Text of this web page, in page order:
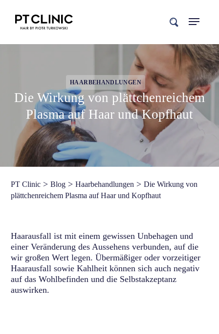
search
HAARBEHANDLUNGEN
Die Wirkung von plättchenreichem
Plasma auf Haar und Kopfhaut
PT Clinic >Blog >Haarbehandlungen >Die Wirkung von
plättchenreichem Plasma auf Haar und Kopfhaut
Haarausfall ist mit einem gewissen Unbehagen und
einer Veränderung des Aussehens verbunden, auf die
wir großen Wert legen. Übermäßiger oder vorzeitiger
Haarausfall sowie Kahlheit können sich auch negativ
auf das Wohlbefinden und die Selbstakzeptanz
auswirken.